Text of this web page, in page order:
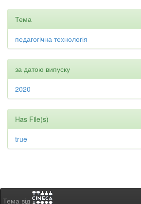
Тема
педагогічна технологія
за датою випуску
2020
Has File(s)
true
Тема від